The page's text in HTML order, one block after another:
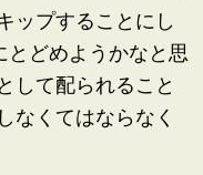
ップすることにし
どめようかなと思
して配られること
なくてはならなく